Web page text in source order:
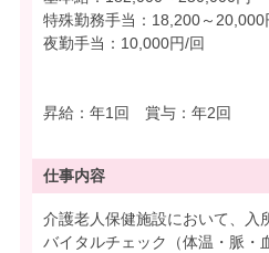
特殊勤務手当：18,200～20,000
夜勤手当：10,000円/回
昇給：年1回 賞与：年2回
仕事内容
介護老人保健施設において、入
バイタルチェック（体温・脈・